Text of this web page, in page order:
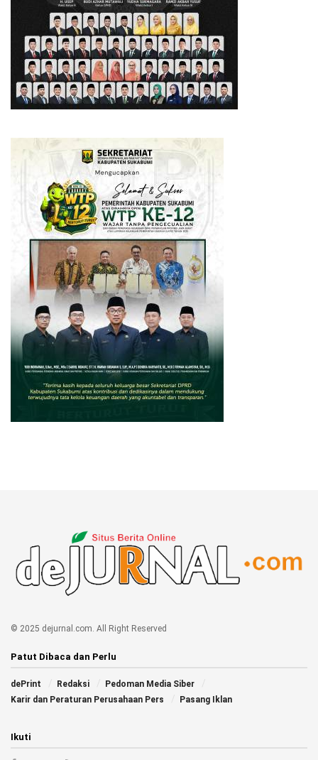
© 2025 dejurnal.com. All Right Reserved
Patut Dibaca dan Perlu
dePrint Redaksi
Pedoman Media Siber
Karir dan Peraturan Perusahaan Pers
Pasang Iklan
Ikuti